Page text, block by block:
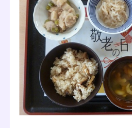
料金案内
アクセス
シンケアスタイル